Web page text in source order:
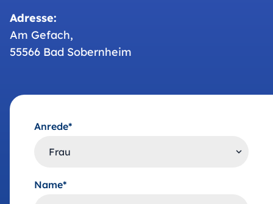
Adresse:
Am Gefach,
55566 Bad Sobernheim
Anrede*
Name*